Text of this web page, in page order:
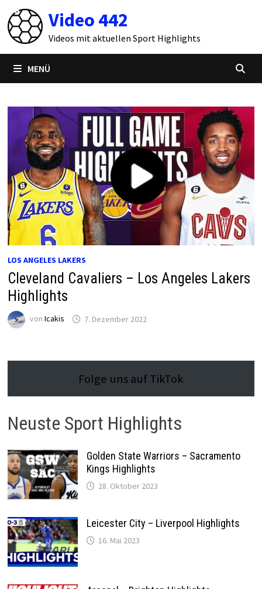
Zum
Inhalt
springen
Video 442
Videos mit aktuellen Sport Highlights
MENÜ
LOS ANGELES LAKERS
Cleveland Cavaliers – Los Angeles Lakers
Highlights
von Icakis 7. Dezember 2022
Folge uns auf TikTok
Neuste Sport Highlights
Golden State Warriors – Sacramento
Kings Highlights
28. Oktober 2023
Leicester City – Liverpool Highlights
16. Mai 2023